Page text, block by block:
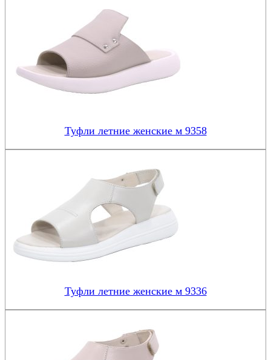
Туфли летние женские м 9358
Туфли летние женские м 9336